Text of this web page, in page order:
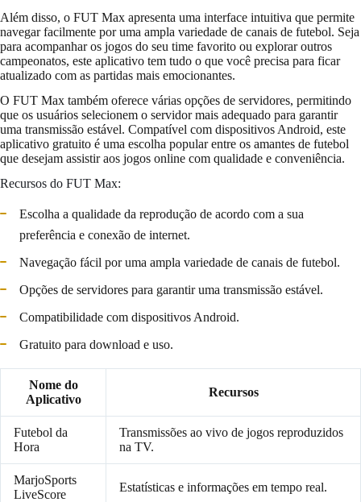
Além disso, o FUT Max apresenta uma interface intuitiva que permite
navegar facilmente por uma ampla variedade de canais de futebol. Seja
para acompanhar os jogos do seu time favorito ou explorar outros
campeonatos, este aplicativo tem tudo o que você precisa para ficar
atualizado com as partidas mais emocionantes.
O FUT Max também oferece várias opções de servidores, permitindo
que os usuários selecionem o servidor mais adequado para garantir
uma transmissão estável. Compatível com dispositivos Android, este
aplicativo gratuito é uma escolha popular entre os amantes de futebol
que desejam assistir aos jogos online com qualidade e conveniência.
Recursos do FUT Max:
Escolha a qualidade da reprodução de acordo com a sua
preferência e conexão de internet.
Navegação fácil por uma ampla variedade de canais de futebol.
Opções de servidores para garantir uma transmissão estável.
Compatibilidade com dispositivos Android.
Gratuito para download e uso.
Nome do
Aplicativo
Recursos
Futebol da
Hora
Transmissões ao vivo de jogos reproduzidos
na TV.
MarjoSports
LiveScore
Estatísticas e informações em tempo real.